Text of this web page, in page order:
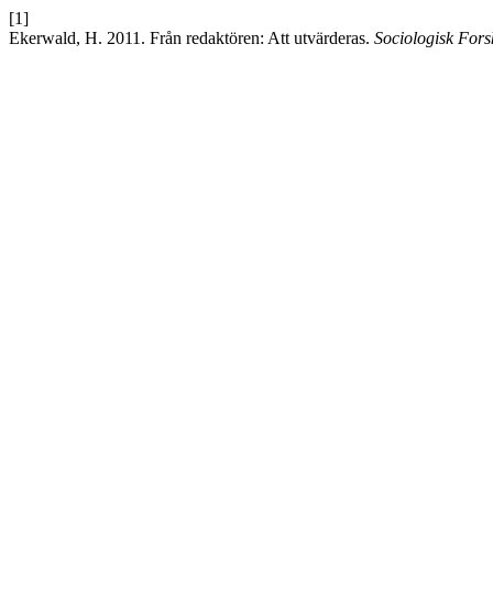
[1]
Ekerwald, H. 2011. Från redaktören: Att utvärderas. Sociologisk